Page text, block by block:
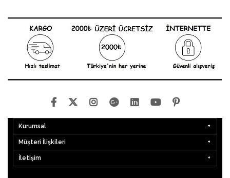
Kurumsal
Müşteri İlişkileri
İletişim